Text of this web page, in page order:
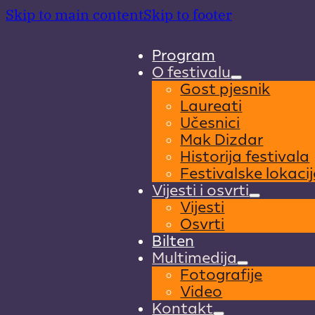
Skip to main contentSkip to footer
Program
O festivalu
Gost pjesnik
Laureati
Učesnici
Mak Dizdar
Historija festivala
Festivalske
Vijesti i osvrti
Vijesti
Osvrti
Bilten
Multimedija
Fotografije
Video
Kontakt